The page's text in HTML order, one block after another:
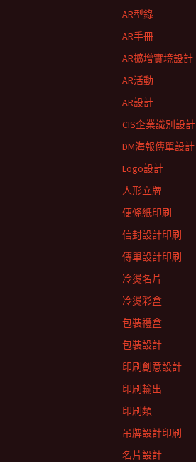
AR型錄
AR手冊
AR擴增實境設計
AR活動
AR設計
CIS企業識別設計
DM海報傳單設計
Logo設計
人形立牌
便條紙印刷
信封設計印刷
傳單設計印刷
冷燙名片
冷燙彩盒
包裝禮盒
包裝設計
印刷創意設計
印刷輸出
印刷類
吊牌設計印刷
名片設計